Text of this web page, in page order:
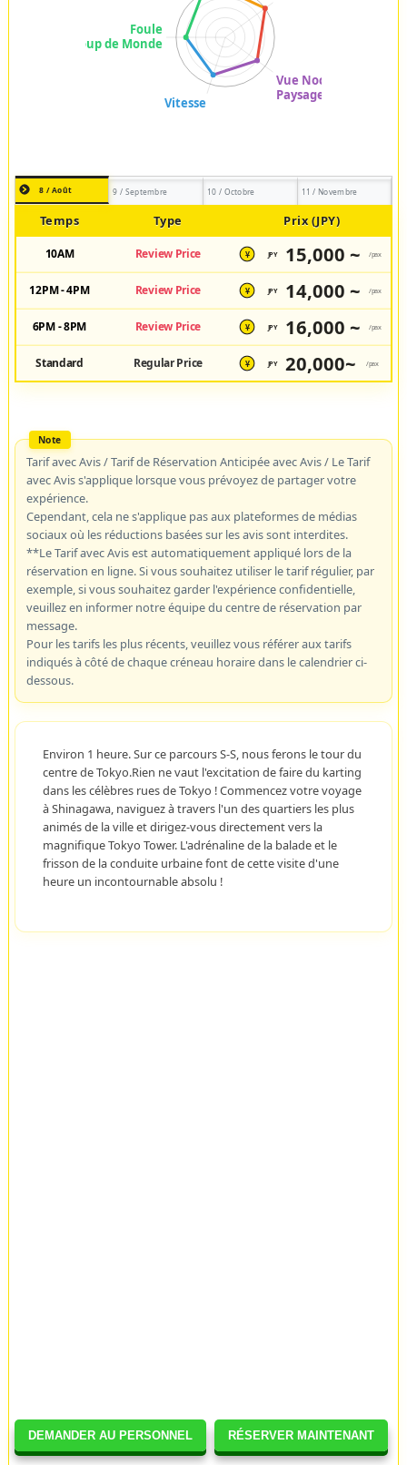
DEMANDER AU PERSONNEL RÉSERVER MAINTENANT
8 / Août 9 / Septembre 10 / Octobre 11 / Novembre
Temps Type Prix (JPY)
10AM Review Price ¥ JPY 15,000 ~ /pax
12PM - 4PM Review Price ¥ JPY 14,000 ~ /pax
6PM - 8PM Review Price ¥ JPY 16,000 ~ /pax
Standard Regular Price ¥ JPY 20,000~ /pax
Tarif avec Avis / Tarif de Réservation Anticipée avec Avis / Le Tarif
avec Avis s'applique lorsque vous prévoyez de partager votre
expérience.
Cependant, cela ne s'applique pas aux plateformes de médias
sociaux où les réductions basées sur les avis sont interdites.
**Le Tarif avec Avis est automatiquement appliqué lors de la
réservation en ligne. Si vous souhaitez utiliser le tarif régulier, par
exemple, si vous souhaitez garder l'expérience confidentielle,
veuillez en informer notre équipe du centre de réservation par
message.
Pour les tarifs les plus récents, veuillez vous référer aux tarifs
indiqués à côté de chaque créneau horaire dans le calendrier ci-
dessous.
Environ 1 heure. Sur ce parcours S-S, nous ferons le tour du
centre de Tokyo.Rien ne vaut l'excitation de faire du karting
dans les célèbres rues de Tokyo ! Commencez votre voyage
à Shinagawa, naviguez à travers l'un des quartiers les plus
animés de la ville et dirigez-vous directement vers la
magnifique Tokyo Tower. L'adrénaline de la balade et le
frisson de la conduite urbaine font de cette visite d'une
heure un incontournable absolu !